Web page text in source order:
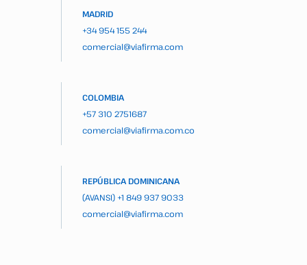
MADRID
+34 954 155 244
comercial@viafirma.com
COLOMBIA
+57 310 2751687
comercial@viafirma.com.co
REPÚBLICA DOMINICANA
(AVANSI) +1 849 937 9033
comercial@viafirma.com